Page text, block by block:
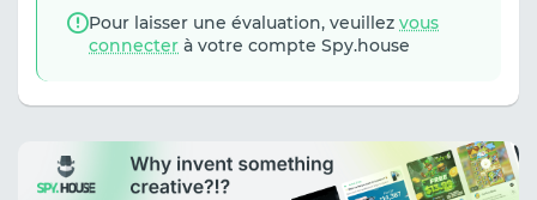
Pour laisser une évaluation, veuillez vous
connecter à votre compte Spy.house